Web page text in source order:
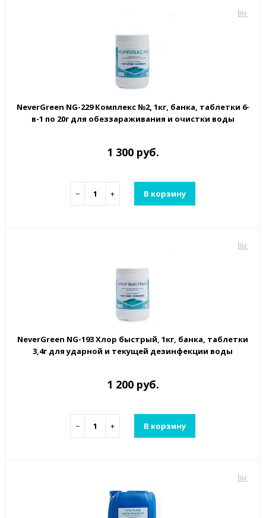
NeverGreen NG-229 Комплекс №2, 1кг, банка, таблетки 6-
в-1 по 20г для обеззараживания и очистки воды
1 300 руб.
− + В корзину
NeverGreen NG-193 Хлор быстрый, 1кг, банка, таблетки
3,4г для ударной и текущей дезинфекции воды
1 200 руб.
− + В корзину